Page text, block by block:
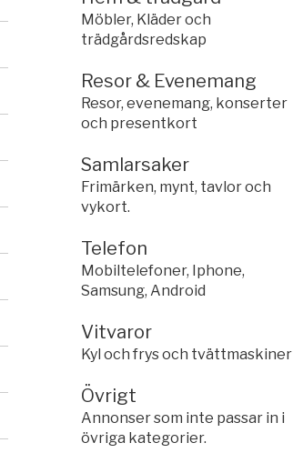
Möbler, Kläder och
trädgårdsredskap
Resor & Evenemang
Resor, evenemang, konserter
och presentkort
Samlarsaker
Frimärken, mynt, tavlor och
vykort.
Telefon
Mobiltelefoner, Iphone,
Samsung, Android
Vitvaror
Kyl och frys och tvättmaskiner
Övrigt
Annonser som inte passar in i
övriga kategorier.